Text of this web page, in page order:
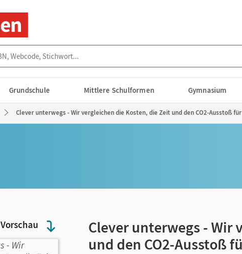
Grundschule Mittlere Schulformen Gymnasium
Clever unterwegs - Wir vergleichen die Kosten, die Zeit und den CO2-Ausstoß
Vorschau
Clever unterwegs - Wir
und den CO2-Ausstoß